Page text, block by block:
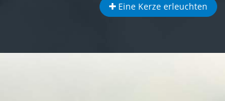
Eine Kerze erleuchten